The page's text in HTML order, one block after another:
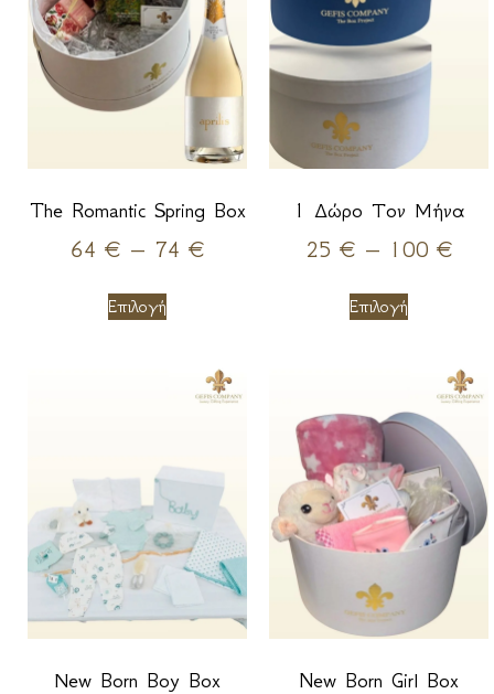
The Romantic Spring Box
64 € – 74 €
Επιλογή
1 Δώρο Τον Μήνα
25 € – 100 €
Επιλογή
Νew Born Boy Box New Born Girl Box